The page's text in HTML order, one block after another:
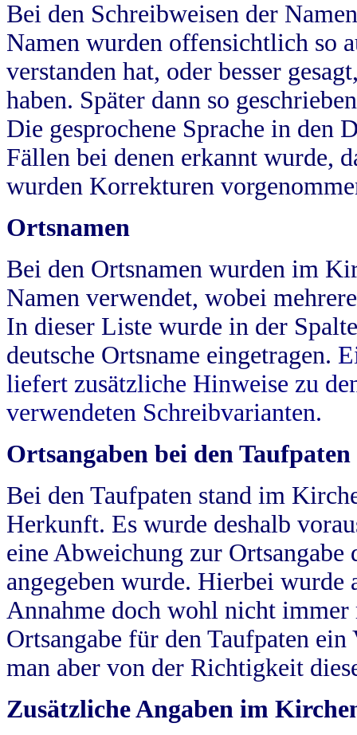
Bei den Schreibweisen der
Namen wurden offensichtlich so
verstanden hat, oder besser
haben. Später dann so
Die gesprochene Sprache in
Fällen bei denen erkannt wurde,
wurden Korrekturen
Ortsnamen
Bei den Ortsnamen wurden im
Namen verwendet, wobei
In dieser Liste wurde in der
deutsche Ortsname eingetragen.
liefert zusätzliche Hinweise zu
verwendeten Schreibvarianten.
Ortsangaben bei den Taufpaten
Bei den Taufpaten stand im
Herkunft. Es wurde deshalb
eine Abweichung zur
angegeben wurde. Hierbei wurde
Annahme doch wohl nicht
Ortsangabe für den Taufpaten
man aber von der Richtigkeit
Zusätzliche Angaben im